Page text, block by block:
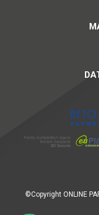
©Copyright ONLINE